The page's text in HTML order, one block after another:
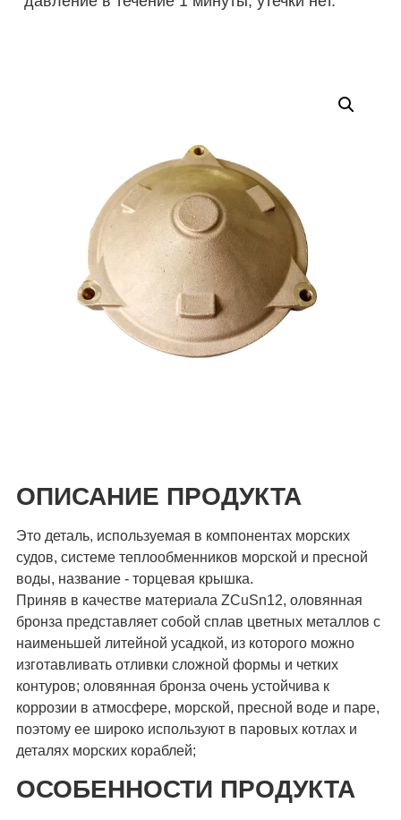
ОПИСАНИЕ ПРОДУКТА
Это деталь, используемая в компонентах морских
судов, системе теплообменников морской и пресной
воды, название - торцевая крышка.
Приняв в качестве материала ZCuSn12, оловянная
бронза представляет собой сплав цветных металлов с
наименьшей литейной усадкой, из которого можно
изготавливать отливки сложной формы и четких
контуров; оловянная бронза очень устойчива к
коррозии в атмосфере, морской, пресной воде и паре,
поэтому ее широко используют в паровых котлах и
деталях морских кораблей;
ОСОБЕННОСТИ ПРОДУКТА